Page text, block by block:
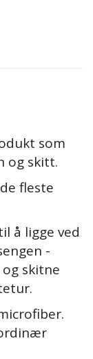
som
og skitt.
fleste
å ligge ved
-
skitne